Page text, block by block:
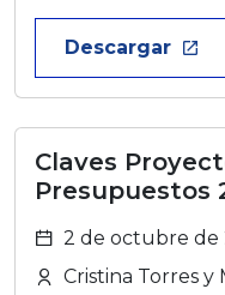
Descargar launch
Claves
Presupuestos
2 de octubre de
Cristina Torres y